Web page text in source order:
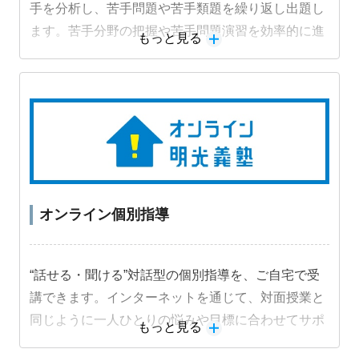
手を分析し、苦手問題や苦手類題を繰り返し出題し
ます。苦手分野の把握や苦手問題演習を効率的に進
もっと見る
オンライン個別指導
“話せる・聞ける”対話型の個別指導を、ご自宅で受
講できます。インターネットを通じて、対面授業と
同じように一人ひとりの悩みや目標に合わせてサポ
もっと見る